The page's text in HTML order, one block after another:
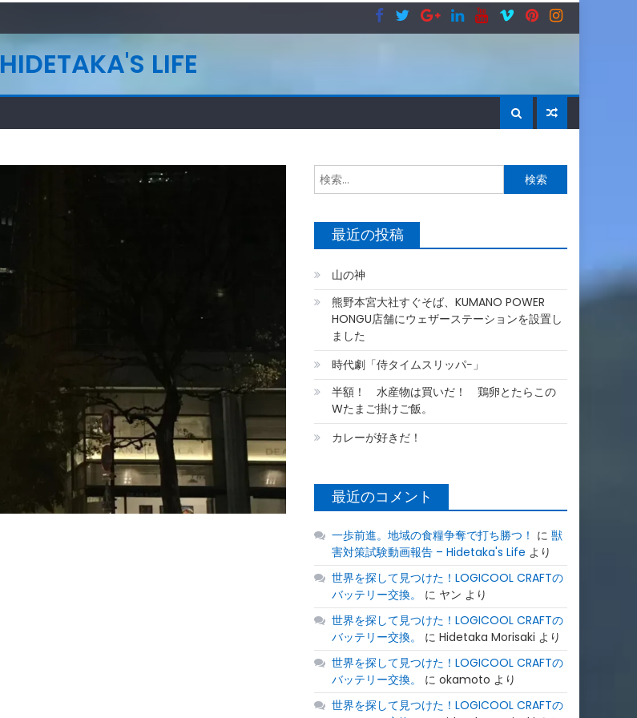
HIDETAKA'S LIFE
索:
最近の投稿
山の神
熊野本宮大社すぐそば、KUMANO POWER
HONGU店舗にウェザーステーションを設置し
ました
時代劇「侍タイムスリッパ−」
半額！ 水産物は買いだ！ 鶏卵とたらこの
Wたまご掛けご飯。
カレーが好きだ！
最近のコメント
一歩前進。地域の食糧争奪で打ち勝つ！ に獣
害対策試験動画報告 – Hidetaka's Life より
世界を探して見つけた！LOGICOOL CRAFTの
バッテリー交換。
に ヤン より
世界を探して見つけた！LOGICOOL CRAFTの
バッテリー交換。
にHidetaka Morisaki より
世界を探して見つけた！LOGICOOL CRAFTの
バッテリー交換。
にokamoto より
世界を探して見つけた！LOGICOOL CRAFTの